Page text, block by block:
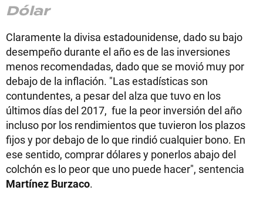
Dólar
Claramente la divisa estadounidense, dado su bajo
desempeño durante el año es de las inversiones
menos recomendadas, dado que se movió muy por
debajo de la inflación. "Las estadísticas son
contundentes, a pesar del alza que tuvo en los
últimos días del 2017, fue la peor inversión del año
incluso por los rendimientos que tuvieron los plazos
fijos y por debajo de lo que rindió cualquier bono. En
ese sentido, comprar dólares y ponerlos abajo del
colchón es lo peor que uno puede hacer", sentencia
Martínez Burzaco.